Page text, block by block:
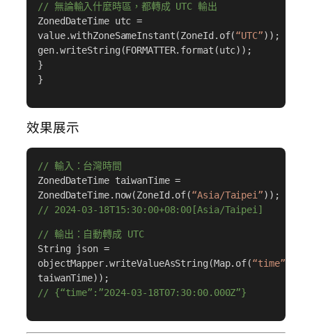
// 無論輸入什麼時區，都轉成 UTC 輸出
ZonedDateTime utc =
value.withZoneSameInstant(ZoneId.of(“UTC”));
gen.writeString(FORMATTER.format(utc));
}
}
效果展示
// 輸入：台灣時間
ZonedDateTime taiwanTime =
ZonedDateTime.now(ZoneId.of(“Asia/Taipei”));
// 2024-03-18T15:30:00+08:00[Asia/Taipei]
// 輸出：自動轉成 UTC
String json =
objectMapper.writeValueAsString(Map.of(“time”
taiwanTime));
// {“time”:”2024-03-18T07:30:00.000Z”}